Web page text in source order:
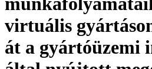
virtuális
át a gyártóüzemi